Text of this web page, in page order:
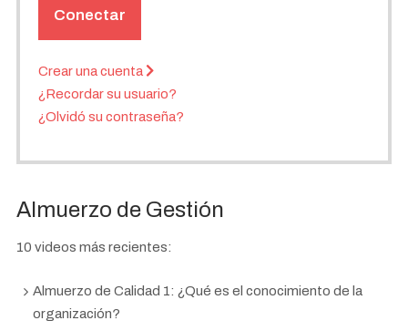
Conectar
Crear una cuenta
¿Recordar su usuario?
¿Olvidó su contraseña?
Almuerzo de Gestión
10 videos más recientes:
Almuerzo de Calidad 1: ¿Qué es el conocimiento de la
organización?